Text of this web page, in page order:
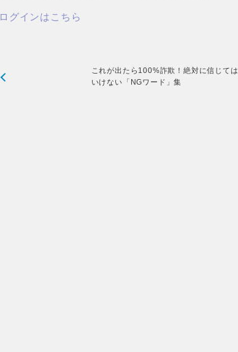
ログインはこちら
これが出たら100%詐欺！絶対に信じては
いけない「NGワード」集